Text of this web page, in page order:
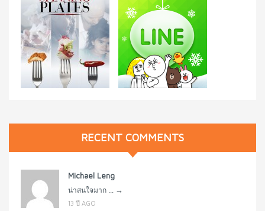
RECENT COMMENTS
Michael Leng
น่าสนใจมาก ... →
13 ปี AGO